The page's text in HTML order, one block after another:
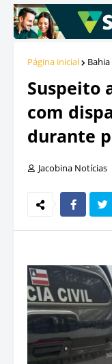
Página inicial Bahia
Suspeito
com
durante
Jacobina Notícias